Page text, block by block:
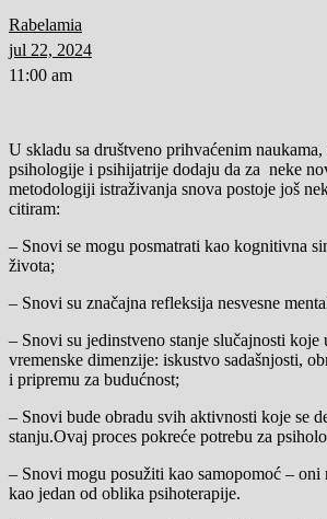
Rabelamia
jul 22, 2024
11:00 am
U skladu sa društveno prihvaćenim
psihologije i psihijatrije dodaju da za neke
metodologiji istraživanja snova postoje još
citiram:
– Snovi se mogu posmatrati kao kognitivna
života;
– Snovi su značajna refleksija nesvesne
– Snovi su jedinstveno stanje slučajnosti
vremenske dimenzije: iskustvo sadašnjosti,
i pripremu za budućnost;
– Snovi bude obradu svih aktivnosti koje se
stanju.Ovaj proces pokreće potrebu za
– Snovi mogu posužiti kao samopomoć – oni
kao jedan od oblika psihoterapije.